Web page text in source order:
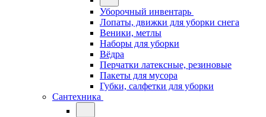
Уборочный инвентарь
Лопаты, движки для уборки снега
Веники, метлы
Наборы для уборки
Вёдра
Перчатки латексные, резиновые
Пакеты для мусора
Губки, салфетки для уборки
Сантехника